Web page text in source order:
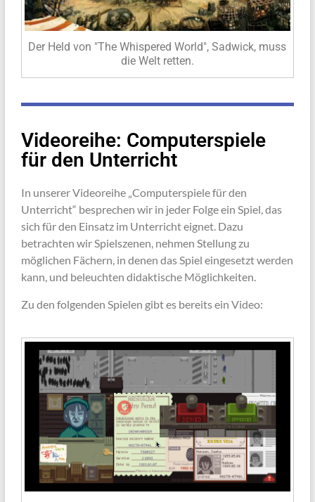
Der Held von "The Whispered World", Sadwick, muss
die Welt retten.
Videoreihe: Computerspiele
für den Unterricht
In unserer Videoreihe „Computerspiele für den
Unterricht“ besprechen wir in jeder Folge ein Spiel, das
sich für den Einsatz im Unterricht eignet. Dazu
betrachten wir Spielszenen, nehmen Stellung zu
möglichen Fächern, in denen das Spiel eingesetzt werden
kann, und beleuchten didaktische Möglichkeiten.
Zu den folgenden Spielen gibt es bereits ein Video: